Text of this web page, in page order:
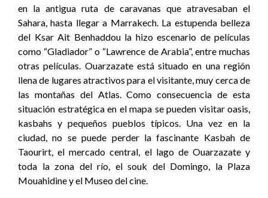
en la antigua ruta de caravanas que atravesaban el
Sahara, hasta llegar a Marrakech. La estupenda belleza
del Ksar Ait Benhaddou la hizo escenario de películas
como “Gladiador” o “Lawrence de Arabia”, entre muchas
otras películas. Ouarzazate está situado en una región
llena de lugares atractivos para el visitante, muy cerca de
las montañas del Atlas. Como consecuencia de esta
situación estratégica en el mapa se pueden visitar oasis,
kasbahs y pequeños pueblos típicos. Una vez en la
ciudad, no se puede perder la fascinante Kasbah de
Taourirt, el mercado central, el lago de Ouarzazate y
toda la zona del río, el souk del Domingo, la Plaza
Mouahidine y el Museo del cine.